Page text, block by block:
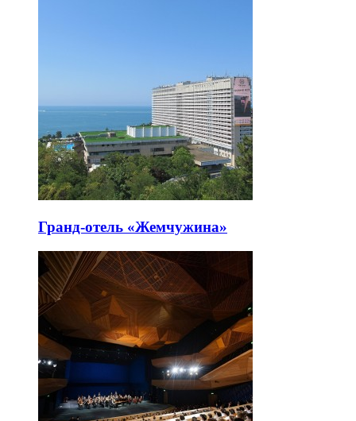
Гранд-отель «Жемчужина»